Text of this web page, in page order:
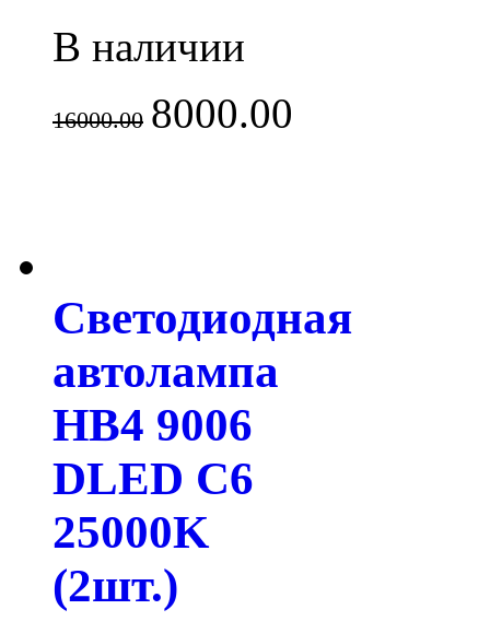
В наличии
16000.00 8000.00
Светодиодная
автолампа
HB4 9006
DLED C6
25000K
(2шт.)